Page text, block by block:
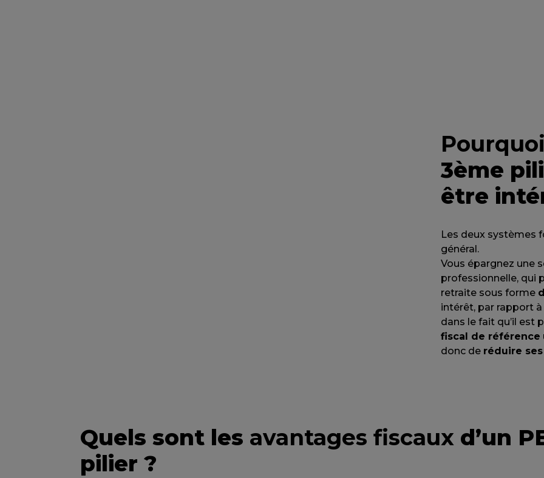
3ème
être
Les deux systèmes
général.
Vous épargnez une
professionnelle, qui
retraite sous forme
intérêt, par rapport
dans le fait qu’il est
fiscal de référence
donc de réduire
Quels sont les avantages fiscaux d’un
pilier ?